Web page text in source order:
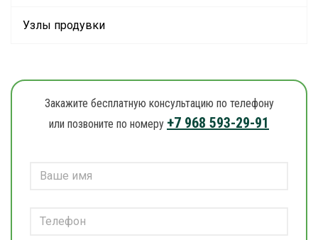
Узлы продувки
Закажите бесплатную консультацию по телефону
или позвоните по номеру +7 968 593-29-91